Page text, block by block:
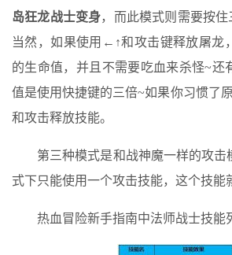
岛狂龙战士变身，而此模式则需要按
当然，如果使用←↑和攻击键释放屠龙
的生命值，并且不需要吃血来杀怪~还
值是使用快捷键的三倍~如果你习惯了
和攻击释放技能。
第三种模式是和战神魔一样的攻击
式下只能使用一个攻击技能，这个技
热血冒险新手指南中法师战士技能